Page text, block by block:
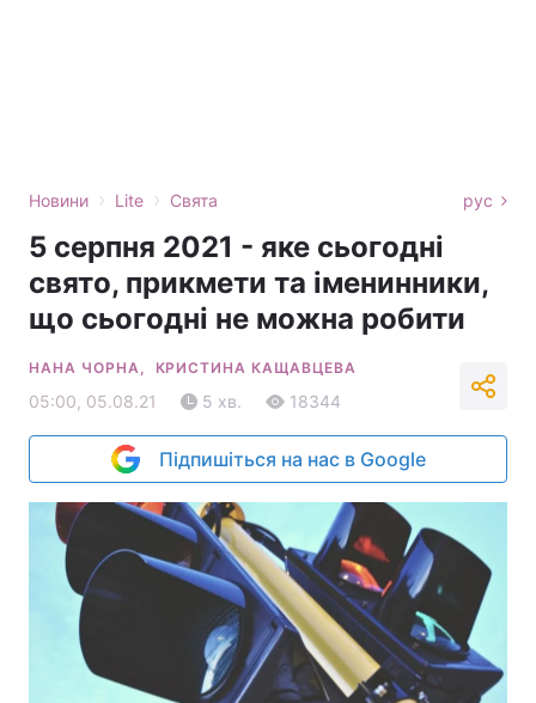
Новини › Lite › Свята рус
5 серпня 2021 - яке сьогодні
свято, прикмети та іменинники,
що сьогодні не можна робити
НАНА ЧОРНА, КРИСТИНА КАЩАВЦЕВА
05:00, 05.08.21 5 хв. 18344
Підпишіться на нас в Google